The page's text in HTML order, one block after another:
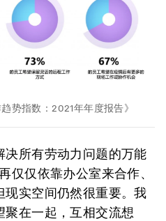
势指数：2021年年度报告》
所有劳动力问题的万能
仅仅依靠办公室来合作、
实空间仍然很重要。我
在一起，互相交流想